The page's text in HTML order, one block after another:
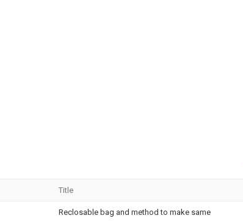
Title
Reclosable bag and method to make same